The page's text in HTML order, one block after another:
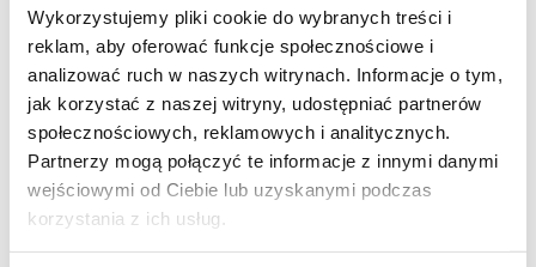
Wykorzystujemy pliki cookie do wybranych treści i
reklam, aby oferować funkcje społecznościowe i
analizować ruch w naszych witrynach. Informacje o tym,
jak korzystać z naszej witryny, udostępniać partnerów
społecznościowych, reklamowych i analitycznych.
Partnerzy mogą połączyć te informacje z innymi danymi
wejściowymi od Ciebie lub uzyskanymi podczas
korzystania z ich usług.